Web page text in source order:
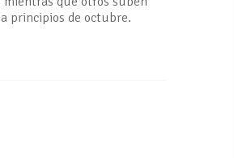
principios de octubre.